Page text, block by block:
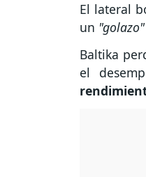
El lateral
un "golazo"
Baltika
el